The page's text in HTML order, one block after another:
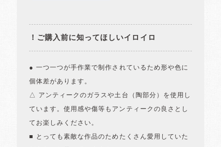
！ご購入前に知ってほしいイロイロ
● 一つ一つが手作業で制作されているため形や色に
個体差があります。
△ アンティークのガラスや土台（陶部分）を使用し
ています。使用感や傷等もアンティークの良さとし
てお楽しみください。
■ とっても素敵な作品のためたくさん愛用していた